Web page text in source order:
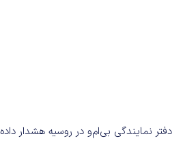
دفتر نمایندگی بی‌ام‌و در روسیه هشدار